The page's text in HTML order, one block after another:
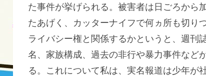
た事件が挙げられる。被害者は日ごろから
たあげく、カッターナイフで何ヵ所も切り
ライバシー権と関係するかというと、週刊
名、家族構成、過去の非行や暴力事件など
る。これについて私は、実名報道は少年が